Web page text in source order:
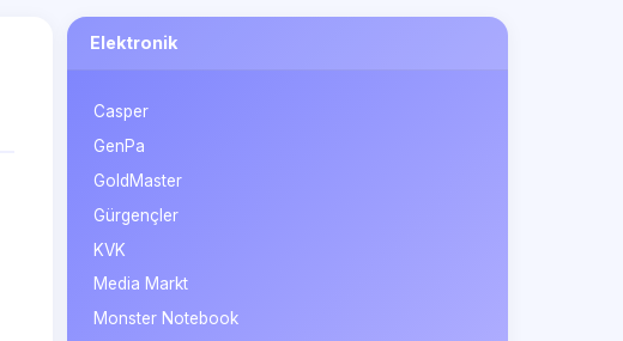
Elektronik
Casper
GenPa
GoldMaster
Gürgençler
KVK
Media Markt
Monster Notebook